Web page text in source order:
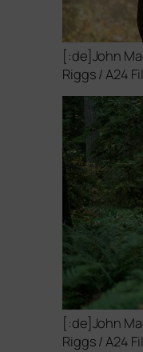
[:de]John
Riggs /A24
[:de]John
Riggs /A24